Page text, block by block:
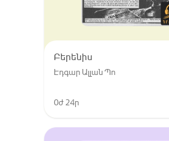
Բերենիս
Էդգար Ալլան Պո
0ժ 24ր